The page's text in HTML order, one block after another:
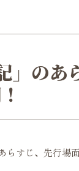
」のあ
らすじ、先行場